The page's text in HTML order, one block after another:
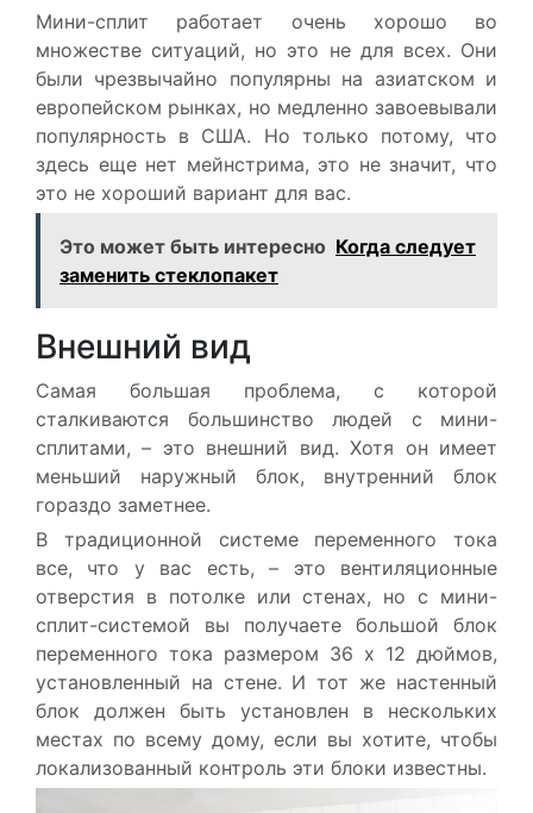
Мини-сплит работает очень хорошо во
множестве ситуаций, но это не для всех. Они
были чрезвычайно популярны на азиатском и
европейском рынках, но медленно завоевывали
популярность в США. Но только потому, что
здесь еще нет мейнстрима, это не значит, что
это не хороший вариант для вас.
Это может быть интересно Когда следует
заменить стеклопакет
Внешний вид
Самая большая проблема, с которой
сталкиваются большинство людей с мини-
сплитами, – это внешний вид. Хотя он имеет
меньший наружный блок, внутренний блок
гораздо заметнее.
В традиционной системе переменного тока
все, что у вас есть, – это вентиляционные
отверстия в потолке или стенах, но с мини-
сплит-системой вы получаете большой блок
переменного тока размером 36 x 12 дюймов,
установленный на стене. И тот же настенный
блок должен быть установлен в нескольких
местах по всему дому, если вы хотите, чтобы
локализованный контроль эти блоки известны.